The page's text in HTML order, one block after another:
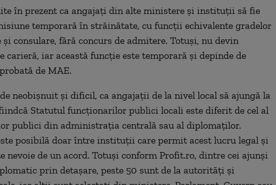
în prezent ca angajați din alte ministere și instituții să fie
temporară în străinătate, cu funcții echivalente gradelor
consulare, fără concurs de admitere. Totuși, nu devin
carieră, iar această funcție este temporară și depinde de
de MAE.
neobișnuit și dificil, ca angajații de la nivel local să ajungă la
Statutul funcționarilor publici locali este diferit de cel al
publici din administrația centrală sau al diplomaților.
posibilă doar între instituții care permit acest lucru legal și
nevoie de un acord. Totuși conform Profit.ro, dintre cei ajunși
prin detașare, peste 50 sunt de la autorități și